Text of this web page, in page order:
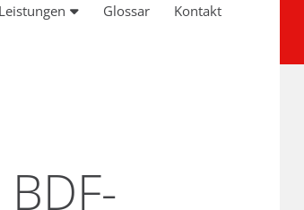
Leistungen Glossar Kontakt